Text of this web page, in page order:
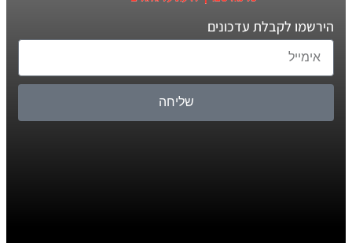
הירשמו לקבלת עדכונים
שליחה